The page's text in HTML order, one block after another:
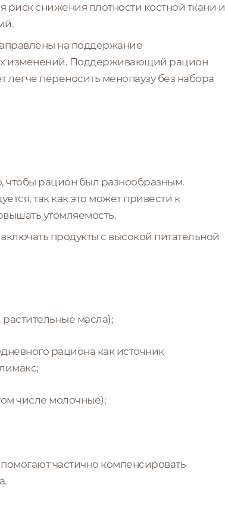
снижения плотности костной ткани и
на поддержание
изменений. Поддерживающий рацион
переносить менопаузу без набора
чтобы рацион был разнообразным.
так как это может привести к
утомляемость.
продукты с высокой питательной
масла);
рациона как источник
числе молочные);
частично компенсировать